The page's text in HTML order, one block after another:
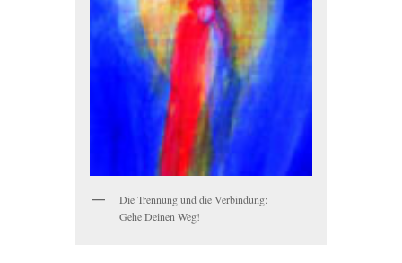
Die Trennung und die Verbindung:
Gehe Deinen Weg!